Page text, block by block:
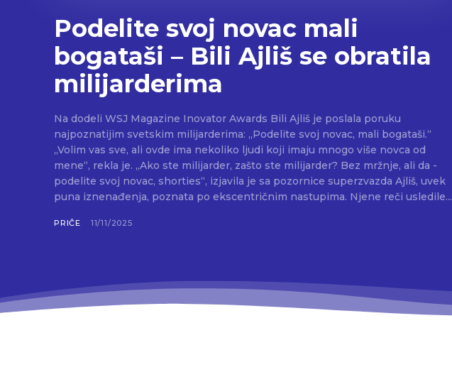
Podelite svoj novac mali
bogataši – Bili Ajliš se obratila
milijarderima
Na dodeli WSJ Magazine Inovator Awards Bili Ajliš je poslala poruku
najpoznatijim svetskim milijarderima: „Podelite svoj novac, mali bogataši.“
„Volim vas sve, ali ovde ima nekoliko ljudi koji imaju mnogo više novca od
mene“, rekla je. „Ako ste milijarder, zašto ste milijarder? Bez mržnje, ali da -
podelite svoj novac, shorties“, izjavila je sa pozornice superzvazda Ajliš, uvek
puna iznenađenja, poznata po ekscentričnim nastupima. Njene reči usledile...
PRIČE 11/11/2025